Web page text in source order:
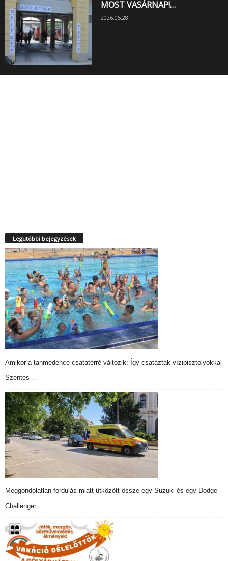
MOST VASÁRNAP!…
2026.05.28.
Legutóbbi bejegyzések
Amikor a tanmedence csatatérré változik: Így csatáztak vízipisztolyokkal
Szentes…
Meggondolatlan fordulás miatt ütközött össze egy Suzuki és egy Dodge
Challenger …